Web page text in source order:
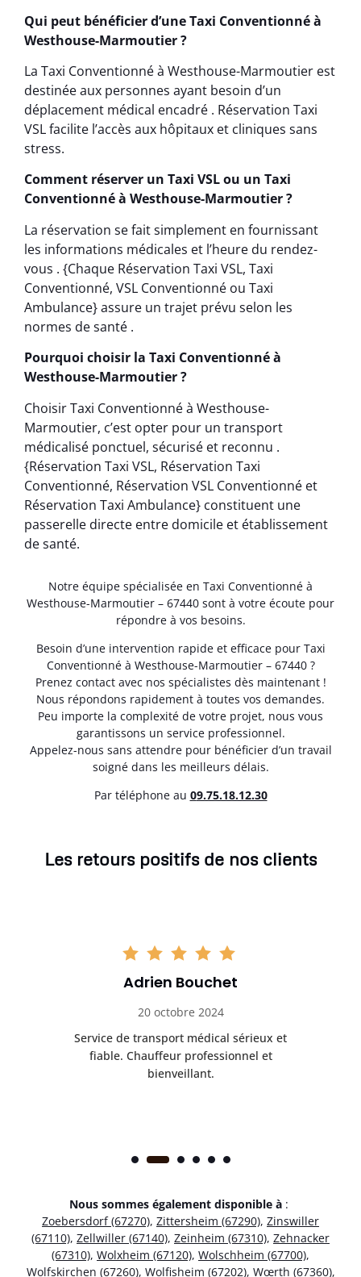
Qui peut bénéficier d’une Taxi Conventionné à
Westhouse-Marmoutier ?
La Taxi Conventionné à Westhouse-Marmoutier est
destinée aux personnes ayant besoin d’un
déplacement médical encadré . Réservation Taxi
VSL facilite l’accès aux hôpitaux et cliniques sans
stress.
Comment réserver un Taxi VSL ou un Taxi
Conventionné à Westhouse-Marmoutier ?
La réservation se fait simplement en fournissant
les informations médicales et l’heure du rendez-
vous . {Chaque Réservation Taxi VSL, Taxi
Conventionné, VSL Conventionné ou Taxi
Ambulance} assure un trajet prévu selon les
normes de santé .
Pourquoi choisir la Taxi Conventionné à
Westhouse-Marmoutier ?
Choisir Taxi Conventionné à Westhouse-
Marmoutier, c’est opter pour un transport
médicalisé ponctuel, sécurisé et reconnu .
{Réservation Taxi VSL, Réservation Taxi
Conventionné, Réservation VSL Conventionné et
Réservation Taxi Ambulance} constituent une
passerelle directe entre domicile et établissement
de santé.
Notre équipe spécialisée en Taxi Conventionné à
Westhouse-Marmoutier – 67440 sont à votre écoute pour
répondre à vos besoins.
Besoin d’une intervention rapide et efficace pour Taxi
Conventionné à Westhouse-Marmoutier – 67440 ?
Prenez contact avec nos spécialistes dès maintenant !
Nous répondons rapidement à toutes vos demandes.
Peu importe la complexité de votre projet, nous vous
garantissons un service professionnel.
Appelez-nous sans attendre pour bénéficier d’un travail
soigné dans les meilleurs délais.
Par téléphone au 09.75.18.12.30
Les retours positifs de nos clients
Adrien Bouchet
20 octobre 2024
Service de transport médical sérieux et
fiable. Chauffeur professionnel et
bienveillant.
Nous sommes également disponible à :
Zoebersdorf (67270), Zittersheim (67290), Zinswiller
(67110), Zellwiller (67140), Zeinheim (67310), Zehnacker
(67310), Wolxheim (67120), Wolschheim (67700),
Wolfskirchen (67260), Wolfisheim (67202), Wœrth (67360),